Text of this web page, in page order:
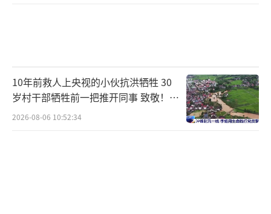
10年前救人上央视的小伙抗洪牺牲 30
岁村干部牺牲前一把推开同事 致敬！送
别！
2026-08-06 10:52:34